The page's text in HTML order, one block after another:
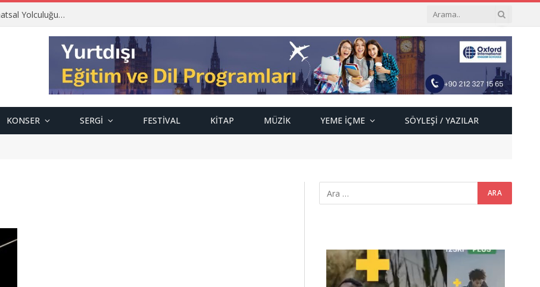
Yolculuğu…
KONSER SERGI FESTIVAL KITAP MÜZIK YEME İÇME SÖYLEŞI / YAZILAR
Video
oynatıcı